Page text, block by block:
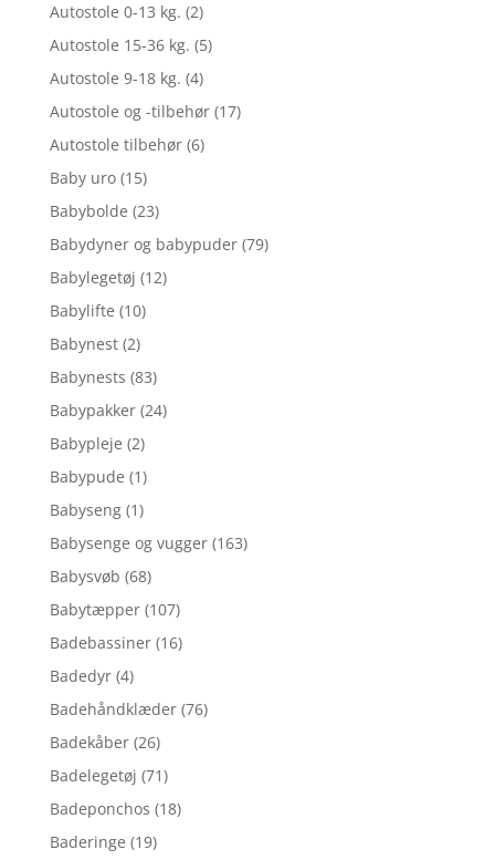
Autostole 0-13 kg. (2)
Autostole 15-36 kg. (5)
Autostole 9-18 kg. (4)
Autostole og -tilbehør (17)
Autostole tilbehør (6)
Baby uro (15)
Babybolde (23)
Babydyner og babypuder (79)
Babylegetøj (12)
Babylifte (10)
Babynest (2)
Babynests (83)
Babypakker (24)
Babypleje (2)
Babypude (1)
Babyseng (1)
Babysenge og vugger (163)
Babysvøb (68)
Babytæpper (107)
Badebassiner (16)
Badedyr (4)
Badehåndklæder (76)
Badekåber (26)
Badelegetøj (71)
Badeponchos (18)
Baderinge (19)